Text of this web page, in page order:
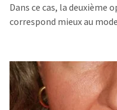
Dans ce cas, la deuxième
correspond mieux au